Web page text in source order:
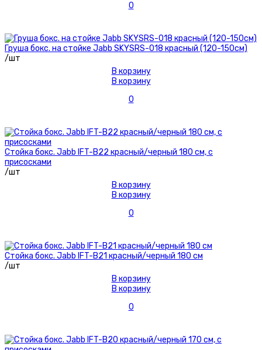
0
Груша бокс. на стойке Jabb SKYSRS-018 красный (120-150см)
/шт
В корзину
В корзину
0
Стойка бокс. Jabb IFT-B22 красный/черный 180 см, с
присосками
/шт
В корзину
В корзину
0
Стойка бокс. Jabb IFT-B21 красный/черный 180 см
/шт
В корзину
В корзину
0